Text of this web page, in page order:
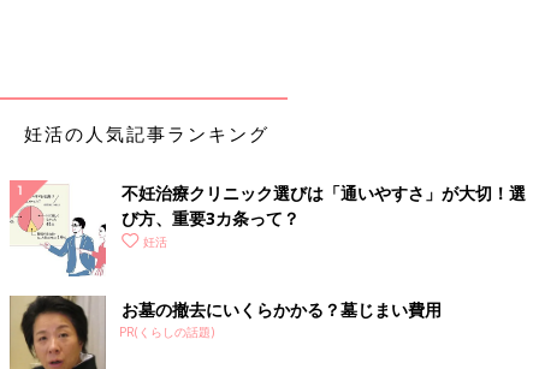
妊活の人気記事ランキング
不妊治療クリニック選びは「通いやすさ」が大切！選
び方、重要3カ条って？
妊活
お墓の撤去にいくらかかる？墓じまい費用
PR(くらしの話題)